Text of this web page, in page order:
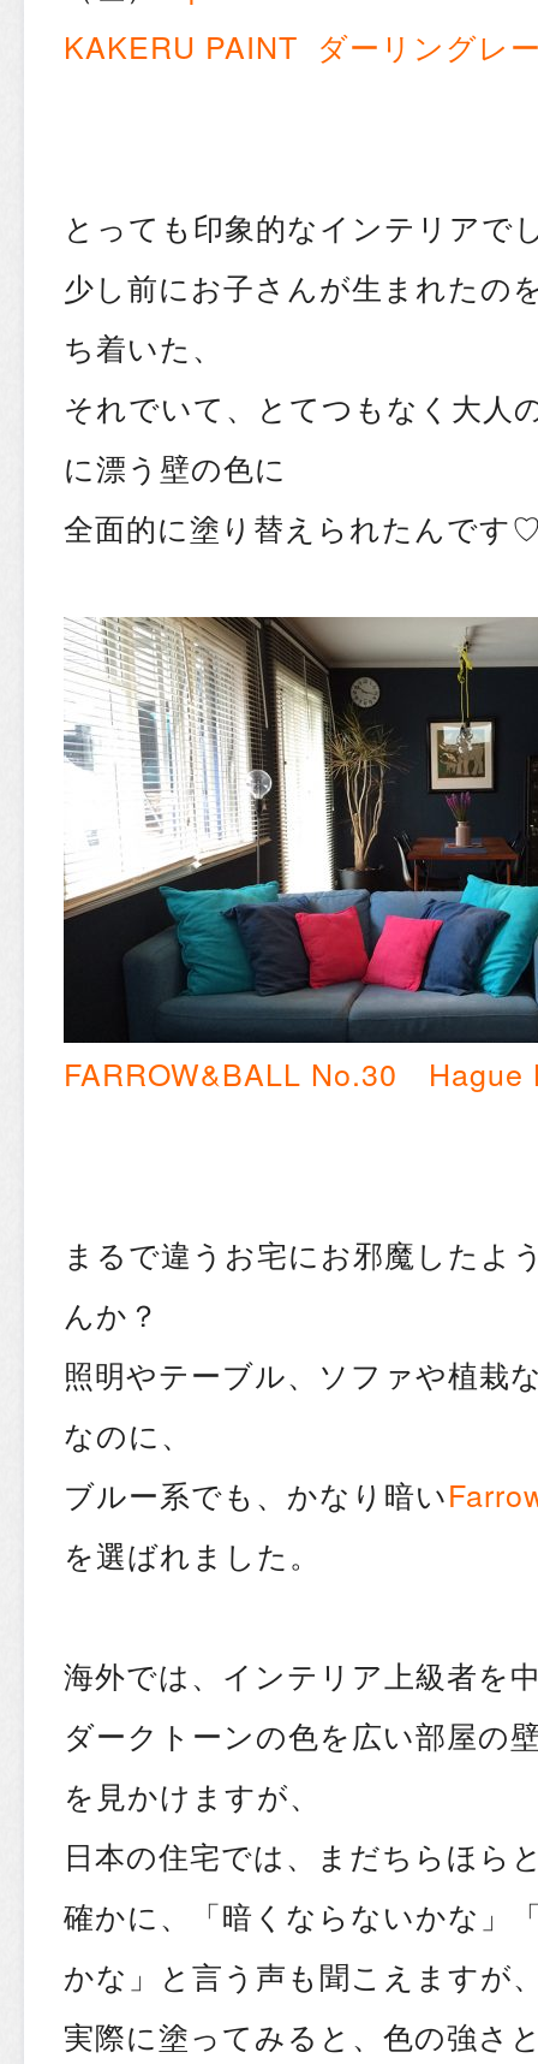
KAKERU PAINT ダーリングレ
とっても印象的なインテリアで
少し前にお子さんが生まれたの
ち着いた、
それでいて、とてつもなく大人
に漂う壁の色に
全面的に塗り替えられたんです
FARROW&BALL No.30 Hague
まるで違うお宅にお邪魔したよ
んか？
照明やテーブル、ソファや植栽
なのに、
ブルー系でも、かなり暗い
を選ばれました。
海外では、インテリア上級者を
ダークトーンの色を広い部屋の
を見かけますが、
日本の住宅では、まだちらほら
確かに、「暗くならないかな」
かな」と言う声も聞こえますが
実際に塗ってみると、色の強さ